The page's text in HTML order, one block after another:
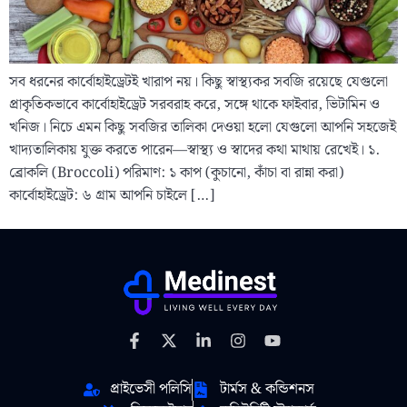
সব ধরনের কার্বোহাইড্রেটই খারাপ নয়। কিছু স্বাস্থ্যকর সবজি রয়েছে যেগুলো
প্রাকৃতিকভাবে কার্বোহাইড্রেট সরবরাহ করে, সঙ্গে থাকে ফাইবার, ভিটামিন ও
খনিজ। নিচে এমন কিছু সবজির তালিকা দেওয়া হলো যেগুলো আপনি সহজেই
খাদ্যতালিকায় যুক্ত করতে পারেন—স্বাস্থ্য ও স্বাদের কথা মাথায় রেখেই। ১.
ব্রোকলি (Broccoli) পরিমাণ: ১ কাপ (কুচানো, কাঁচা বা রান্না করা)
কার্বোহাইড্রেট: ৬ গ্রাম আপনি চাইলে […]
প্রাইভেসী পলিসি
টার্মস & কন্ডিশনস